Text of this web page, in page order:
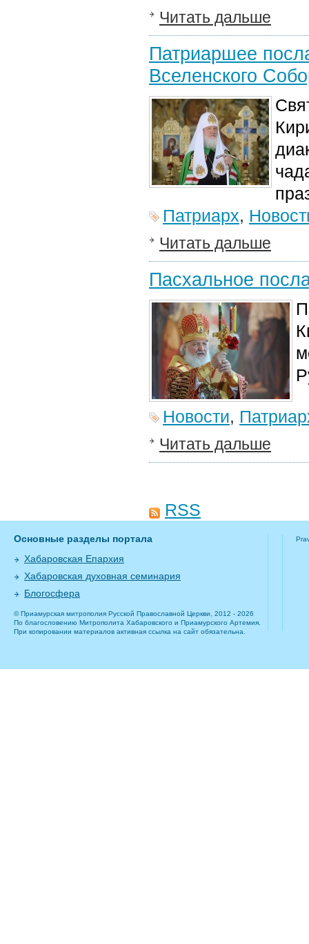
Читать дальше
Патриаршее
Вселенского
Патриарх,
Читать дальше
Пасхальное
Новости,
Читать дальше
RSS
Основные разделы портала
Хабаровская Епархия
Хабаровская духовная семинария
Блогосфера
© Приамурская митрополия Русской Православной Церкви, 2012 - 2026
По благословению Митрополита Хабаровского и Приамурского Артемия.
При копировании материалов активная ссылка на сайт обязательна.